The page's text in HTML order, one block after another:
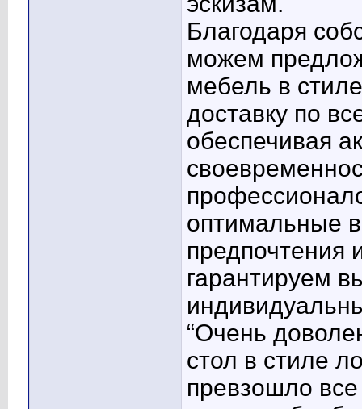
Благодаря
можем
мебель в
доставку по
обеспечивая
оптимальные
гарантируем
“Очень
стол в стиле
превзошло